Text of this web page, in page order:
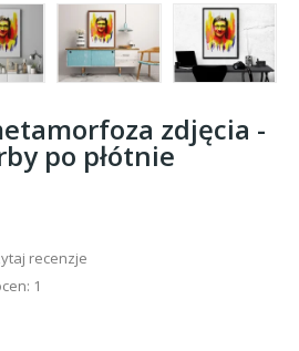
zdjęcia -
po płótnie
recenzje
1